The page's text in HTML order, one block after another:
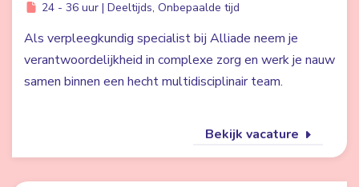
24 - 36 uur | Deeltijds, Onbepaalde tijd
Als verpleegkundig specialist bij Alliade neem je
verantwoordelijkheid in complexe zorg en werk je nauw
samen binnen een hecht multidisciplinair team.
Bekijk vacature